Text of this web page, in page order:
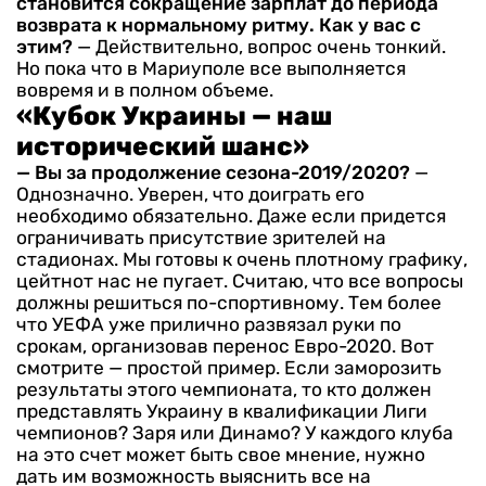
возврата к нормальному ритму. Как у вас с
этим? — Действительно, вопрос очень тонкий.
Но пока что в Мариуполе все выполняется
вовремя и в полном объеме.
«Кубок Украины — наш
исторический шанс»
— Вы за продолжение сезона-2019/2020? —
Однозначно. Уверен, что доиграть его
необходимо обязательно. Даже если придется
ограничивать присутствие зрителей на
стадионах. Мы готовы к очень плотному графику,
цейтнот нас не пугает. Считаю, что все вопросы
должны решиться по-спортивному. Тем более
что УЕФА уже прилично развязал руки по
срокам, организовав перенос Евро-2020. Вот
смотрите — простой пример. Если заморозить
результаты этого чемпионата, то кто должен
представлять Украину в квалификации Лиги
чемпионов? Заря или Динамо? У каждого клуба
на это счет может быть свое мнение, нужно
дать им возможность выяснить все на